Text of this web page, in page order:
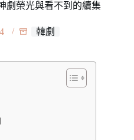
劇榮光與看不到的續集
韓劇